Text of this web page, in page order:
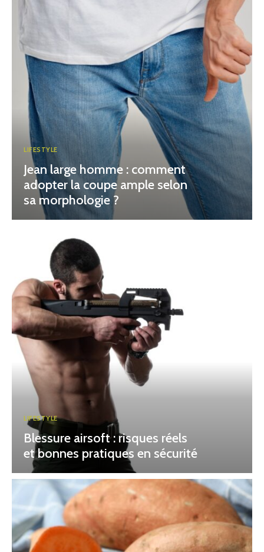
LIFESTYLE
Jean large homme : comment
adopter la coupe ample selon
sa morphologie ?
LIFESTYLE
Blessure airsoft : risques réels
et bonnes pratiques en sécurité